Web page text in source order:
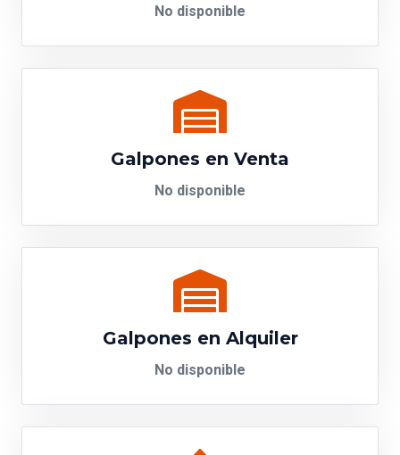
No disponible
Galpones en Venta
No disponible
Galpones en Alquiler
No disponible